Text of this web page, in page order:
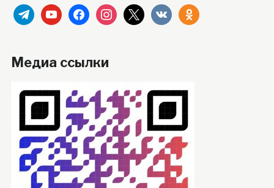
telegramyoutubefacebookinstagram
x vkontakteodnoklassniki
Медиа ссылки